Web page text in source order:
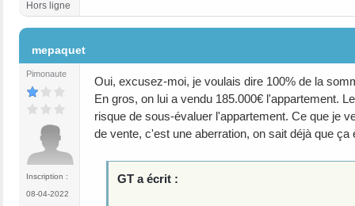
Hors ligne
mepaquet
Pimonaute
Inscription :
08-04-2022
Oui, excusez-moi, je voulais dire 100% de la
En gros, on lui a vendu 185.000€ l'appartement.
risque de sous-évaluer l'appartement. Ce que je
de vente, c'est une aberration, on sait déjà que
GT a écrit :